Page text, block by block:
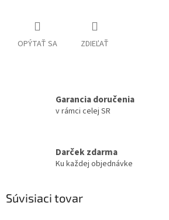
OPÝTAŤ SA ZDIEĽAŤ
Garancia doručenia
v rámci celej SR
Darček zdarma
Ku každej objednávke
Súvisiaci tovar